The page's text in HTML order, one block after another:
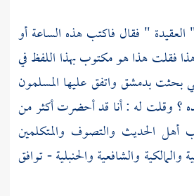
" فقال فاكتب هذه الساعة أو
فقلت هذا هو مكتوب بهذا اللفظ في
بحثتبدمشقواتفق عليها المسلمون
؟ وقلت له : أنا قد أحضرت أكثر من
أهل الحديث والتصوف والمتكلمين
والمالكية والشافعيةوالحنبلية- توافق